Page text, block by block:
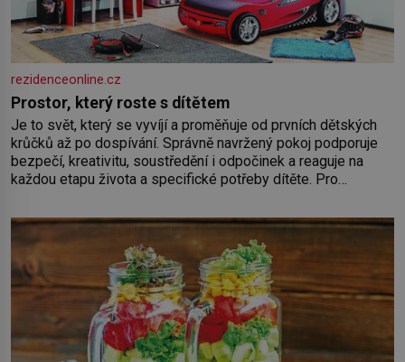
rezidenceonline.cz
Prostor, který roste s dítětem
Je to svět, který se vyvíjí a proměňuje od prvních dětských
krůčků až po dospívání. Správně navržený pokoj podporuje
bezpečí, kreativitu, soustředění i odpočinek a reaguje na
každou etapu života a specifické potřeby dítěte. Pro
by pokoj miminka měl působit především klidně a útulně.
Předškolní věk je